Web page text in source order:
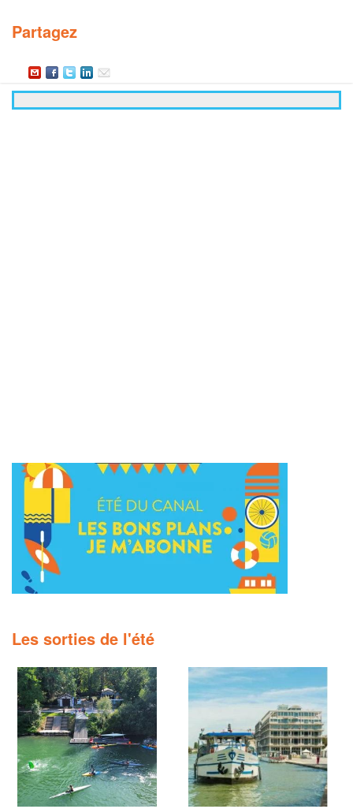
Inscription à la newsletter
Inscrivez-vous à nos newsletters ! Recevez par mail
l'actualité des idées de sorties, visites exclusives,
Partagez
Les sorties de l'été